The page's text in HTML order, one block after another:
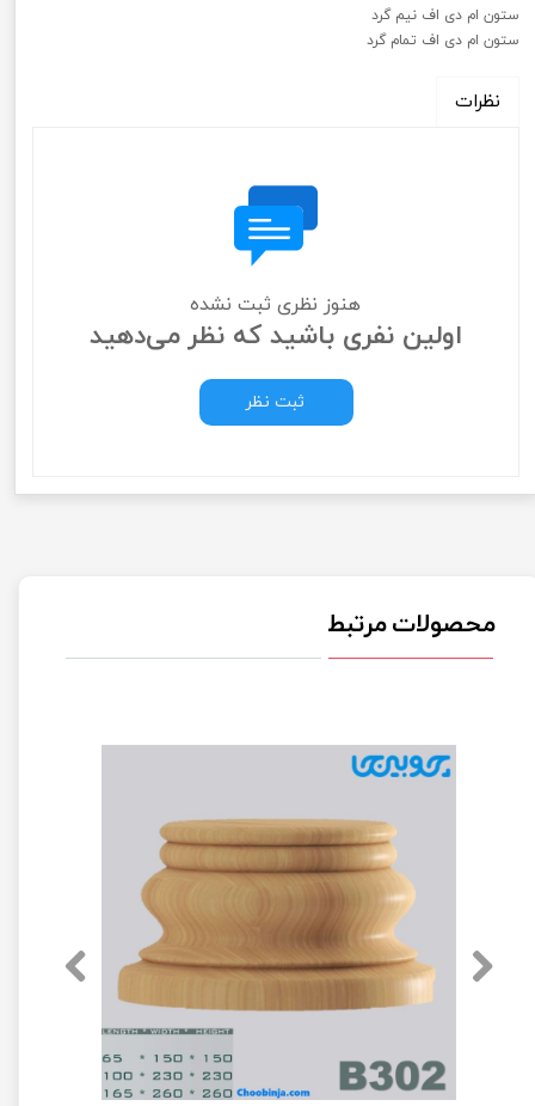
ستون ام دی اف نیم گرد
ستون ام دی اف تمام گرد
نظرات
هنوز نظری ثبت نشده
اولین نفری باشید که نظر می‌دهید
ثبت نظر
محصولات مرتبط